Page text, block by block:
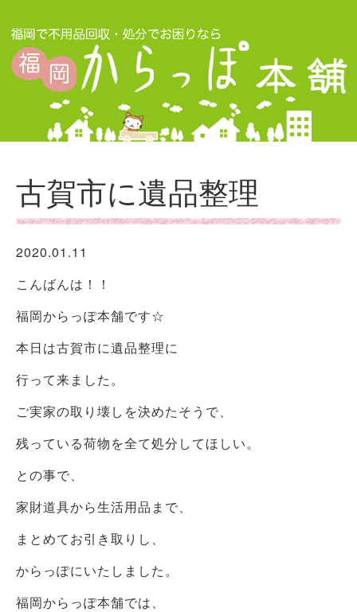
古賀市に遺品整理
2020.01.11
こんばんは！！
福岡からっぽ本舗です☆
本日は古賀市に遺品整理に
行って来ました。
ご実家の取り壊しを決めたそうで、
残っている荷物を全て処分してほしい。
との事で、
家財道具から生活用品まで、
まとめてお引き取りし、
からっぽにいたしました。
福岡からっぽ本舗では、